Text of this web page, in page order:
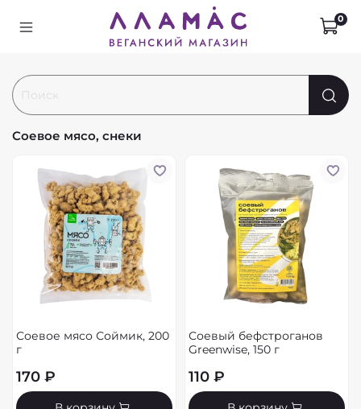
0
Соевое мясо, снеки
Соевое мясо Соймик, 200
г
170 ₽
Соевый бефстроганов
Greenwise, 150 г
110 ₽